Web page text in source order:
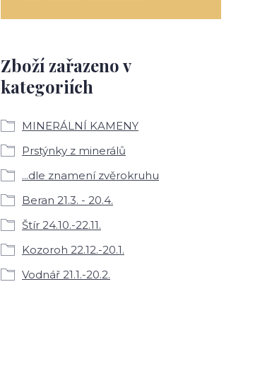
Zboží zařazeno v
kategoriích
MINERÁLNÍ KAMENY
Prstýnky z minerálů
...dle znamení zvěrokruhu
Beran 21.3. - 20.4.
Štír 24.10.-22.11.
Kozoroh 22.12.-20.1.
Vodnář 21.1.-20.2.